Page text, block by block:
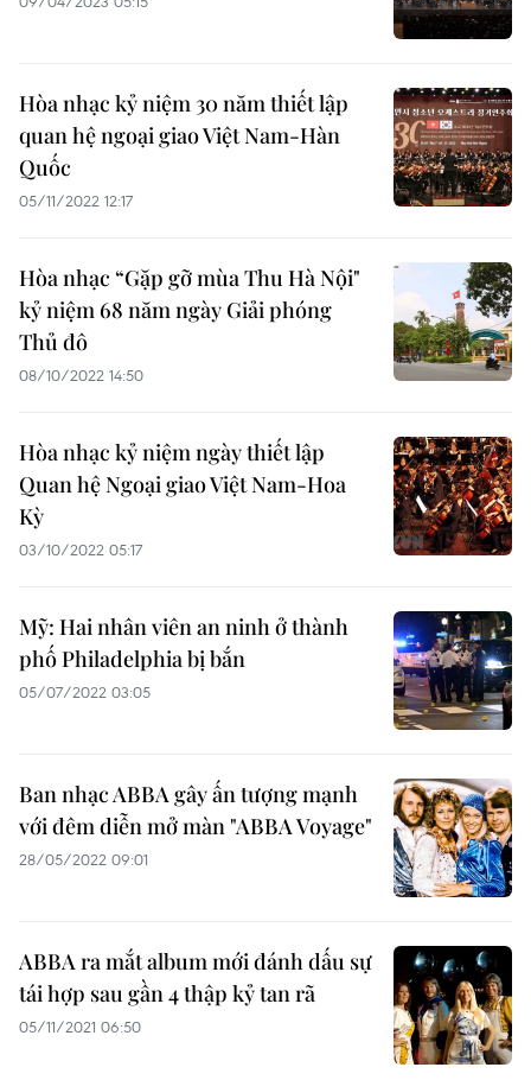
Hòa nhạc kỷ niệm 30 năm thiết lập
quan hệ ngoại giao Việt Nam-Hàn
Quốc
05/11/2022 12:17
Hòa nhạc “Gặp gỡ mùa Thu Hà Nội"
kỷ niệm 68 năm ngày Giải phóng
Thủ đô
08/10/2022 14:50
Hòa nhạc kỷ niệm ngày thiết lập
Quan hệ Ngoại giao Việt Nam-Hoa
Kỳ
03/10/2022 05:17
Mỹ: Hai nhân viên an ninh ở thành
phố Philadelphia bị bắn
05/07/2022 03:05
Ban nhạc ABBA gây ấn tượng mạnh
với đêm diễn mở màn "ABBA Voyage"
28/05/2022 09:01
ABBA ra mắt album mới đánh dấu sự
tái hợp sau gần 4 thập kỷ tan rã
05/11/2021 06:50